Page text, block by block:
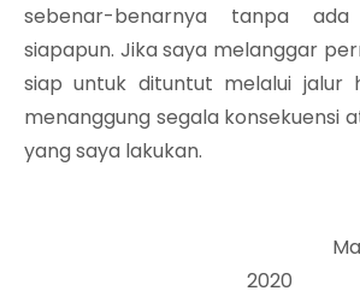
sebenar-benarnya tanpa
siapapun. Jika saya melanggar
siap untuk dituntut melalui jalur
menanggung segala konsekuensi
yang saya lakukan.
Malang, 15
2020